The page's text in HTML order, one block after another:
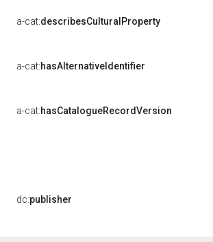
a-cat:describesCulturalProperty
a-cat:hasAlternativeIdentifier
a-cat:hasCatalogueRecordVersion
dc:publisher